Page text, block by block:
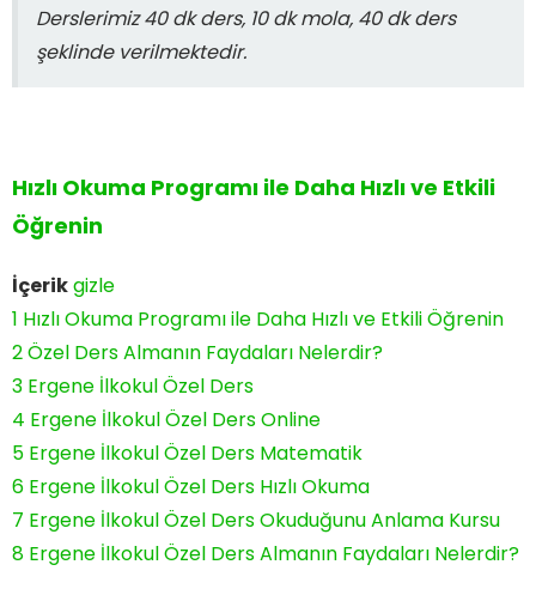
Derslerimiz 40 dk ders, 10 dk mola, 40 dk ders
şeklinde verilmektedir.
Hızlı Okuma Programı ile Daha Hızlı ve Etkili
Öğrenin
İçerikgizle
1 Hızlı Okuma Programı ile Daha Hızlı ve Etkili Öğrenin
2Özel Ders Almanın Faydaları Nelerdir?
3 Ergene İlkokul Özel Ders
4 Ergene İlkokul Özel Ders Online
5 Ergene İlkokul Özel Ders Matematik
6 Ergene İlkokul Özel Ders Hızlı Okuma
7 Ergene İlkokul Özel Ders Okuduğunu Anlama Kursu
8 Ergene İlkokul Özel Ders Almanın Faydaları Nelerdir?